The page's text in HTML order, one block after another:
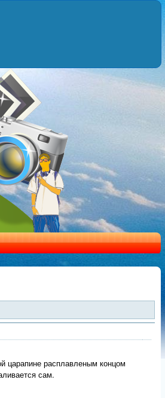
царапине расплавленым концом
сам.